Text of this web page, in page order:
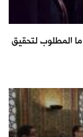
خلال 10 سنوات.. ما المطلوب لتحقيق